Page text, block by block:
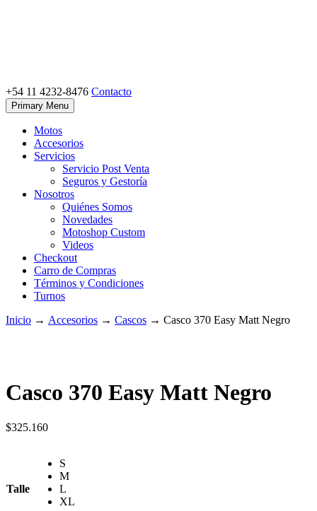
Motoshop Ezeiza
Motos y Accesorios
+54 11 4232-8476 Contacto
Primary Menu
Motos
Accesorios
Servicios
Servicio Post Venta
Seguros y Gestoría
Nosotros
Quiénes Somos
Novedades
Motoshop Custom
Videos
Checkout
Carro de Compras
Términos y Condiciones
Turnos
Inicio → Accesorios → Cascos → Casco 370 Easy Matt Negro
Casco 370 Easy Matt Negro
$325.160
Talle
S
M
L
XL